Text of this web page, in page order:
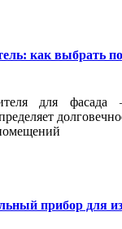
как выбрать
для
прибор для